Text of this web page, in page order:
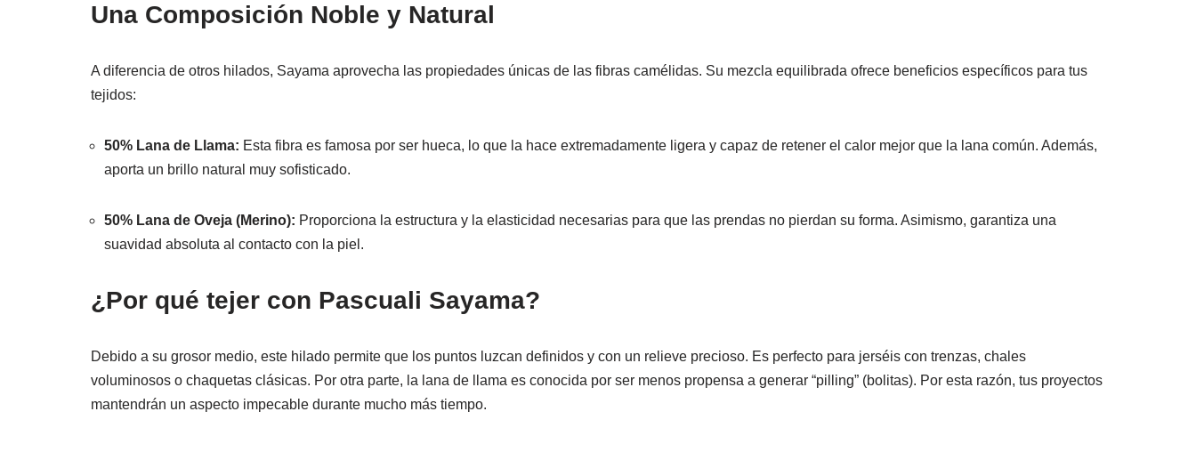
Una Composición Noble y Natural
A diferencia de otros hilados, Sayama aprovecha las propiedades únicas de las fibras camélidas. Su mezcla equilibrada ofrece beneficios específicos para tus
tejidos:
50% Lana de Llama: Esta fibra es famosa por ser hueca, lo que la hace extremadamente ligera y capaz de retener el calor mejor que la lana común. Además,
aporta un brillo natural muy sofisticado.
50% Lana de Oveja (Merino): Proporciona la estructura y la elasticidad necesarias para que las prendas no pierdan su forma. Asimismo, garantiza una
suavidad absoluta al contacto con la piel.
¿Por qué tejer con Pascuali Sayama?
Debido a su grosor medio, este hilado permite que los puntos luzcan definidos y con un relieve precioso. Es perfecto para jerséis con trenzas, chales
voluminosos o chaquetas clásicas. Por otra parte, la lana de llama es conocida por ser menos propensa a generar “pilling” (bolitas). Por esta razón, tus proyectos
mantendrán un aspecto impecable durante mucho más tiempo.